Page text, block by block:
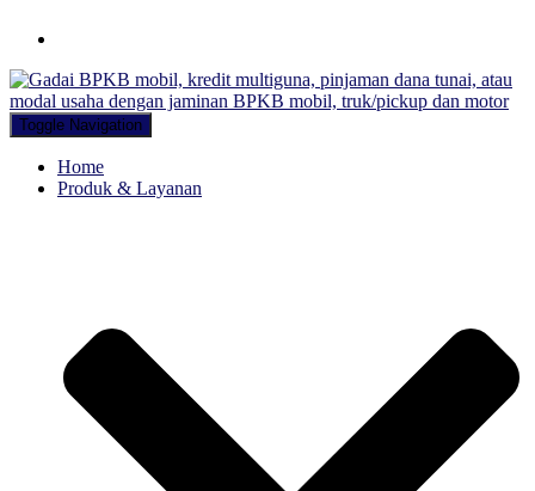
Toggle Navigation
Home
Produk & Layanan